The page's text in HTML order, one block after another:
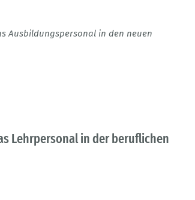
Ausbildungspersonal in den neuen
Lehrpersonal in der beruflichen